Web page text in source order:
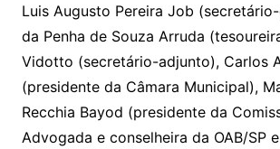
Luis Augusto Pereira Job
da Penha de Souza Arruda
Vidotto (secretário-adjunto), Carlos
(presidente da Câmara Municipal),
Recchia Bayod (presidente da
Advogada e conselheira da OAB/SP